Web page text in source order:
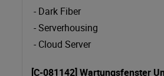
- Dark Fiber
- Serverhousing
- Cloud Server
[C-081142] Wartungsfenster